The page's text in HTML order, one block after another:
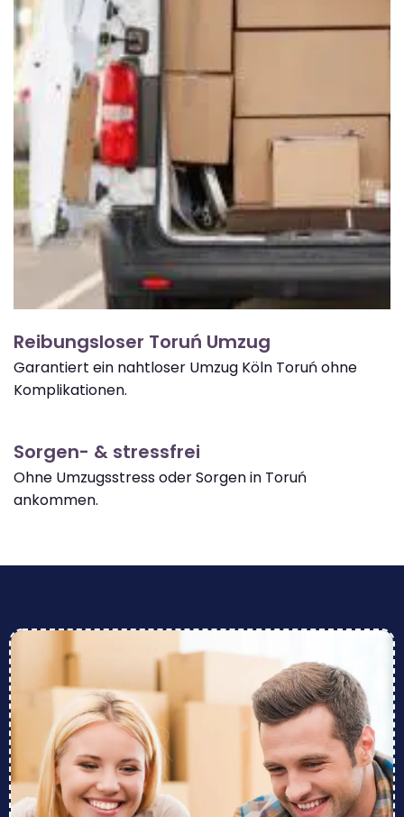
Reibungsloser Toruń Umzug
Garantiert ein nahtloser Umzug Köln Toruń ohne
Komplikationen.
Sorgen- & stressfrei
Ohne Umzugsstress oder Sorgen in Toruń
ankommen.